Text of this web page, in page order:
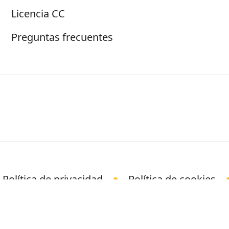
Licencia CC
Preguntas frecuentes
Política de privacidad Política de cookies